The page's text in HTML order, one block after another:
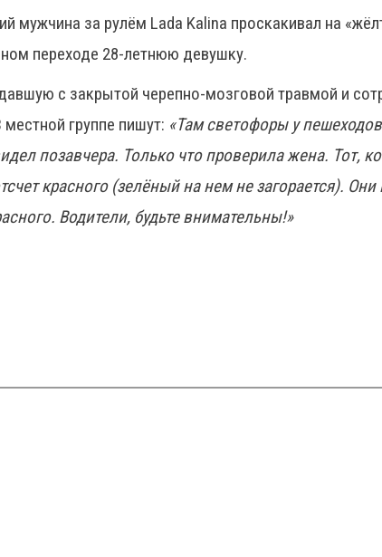
мужчина за рулём Lada Kalina проскакивал на
переходе 28-летнюю девушку.
с закрытой черепно-мозговой травмой и
местной группе пишут: «Там светофоры у
позавчера. Только что проверила жена. Тот,
красного (зелёный на нем не загорается).
Водители, будьте внимательны!»